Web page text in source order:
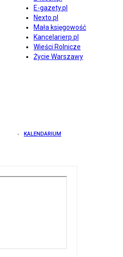
E-gazety.pl
Nexto.pl
Mała księgowość
Kancelarierp.pl
Wieści Rolnicze
Życie Warszawy
KALENDARIUM